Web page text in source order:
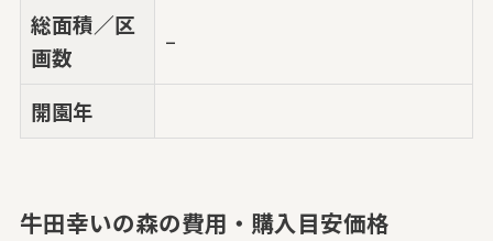
総面積／区
画数
–
開園年
牛田幸いの森の費用・購入目安価格